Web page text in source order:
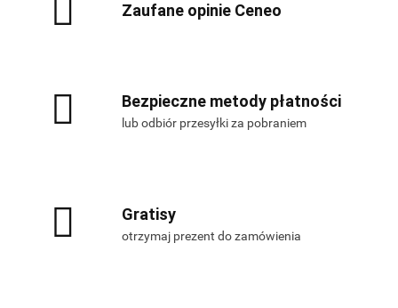
Zaufane opinie Ceneo
Bezpieczne metody płatności
lub odbiór przesyłki za pobraniem
Gratisy
otrzymaj prezent do zamówienia